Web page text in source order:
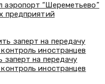
“Шереметьево”
предприятий
заперт на передачу
иностранцев